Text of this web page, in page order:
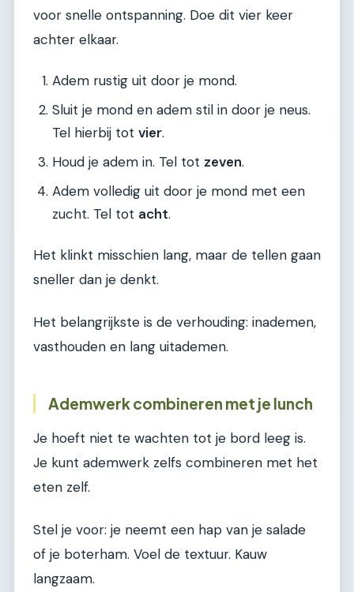
voor snelle ontspanning. Doe dit vier keer
achter elkaar.
Adem rustig uit door je mond.
Sluit je mond en adem stil in door je neus.
Tel hierbij tot vier.
Houd je adem in. Tel tot zeven.
Adem volledig uit door je mond met een
zucht. Tel tot acht.
Het klinkt misschien lang, maar de tellen gaan
sneller dan je denkt.
Het belangrijkste is de verhouding: inademen,
vasthouden en lang uitademen.
Ademwerk combineren met je lunch
Je hoeft niet te wachten tot je bord leeg is.
Je kunt ademwerk zelfs combineren met het
eten zelf.
Stel je voor: je neemt een hap van je salade
of je boterham. Voel de textuur. Kauw
langzaam.